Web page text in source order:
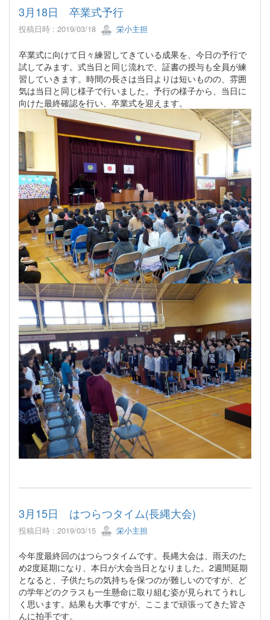
3月18日 卒業式予行
投稿日時 : 2019/03/18 栄小主担
卒業式に向けて日々練習してきている成果を、今日の予行で
試してみます。式当日と同じ流れで、証書の授与も全員が練
習していきます。時間の長さは当日よりは短いものの、雰囲
気は当日と同じ様子で行いました。予行の様子から、当日に
向けた最終確認を行い、卒業式を迎えます。
3月15日 はつらつタイム(長縄大会)
投稿日時 : 2019/03/15 栄小主担
今年度最終回のはつらつタイムです。長縄大会は、雨天のた
め2度延期になり、本日が大会当日となりました。2週間延期
となると、子供たちの気持ちを保つのが難しいのですが、ど
の学年どのクラスも一生懸命に取り組む姿が見られてうれし
く思います。結果も大事ですが、ここまで頑張ってきた皆さ
んに拍手です。